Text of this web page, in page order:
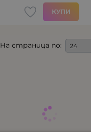
КУПИ
На страница по: